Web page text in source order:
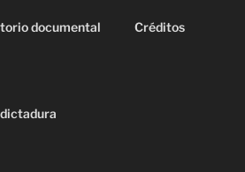
documental Créditos